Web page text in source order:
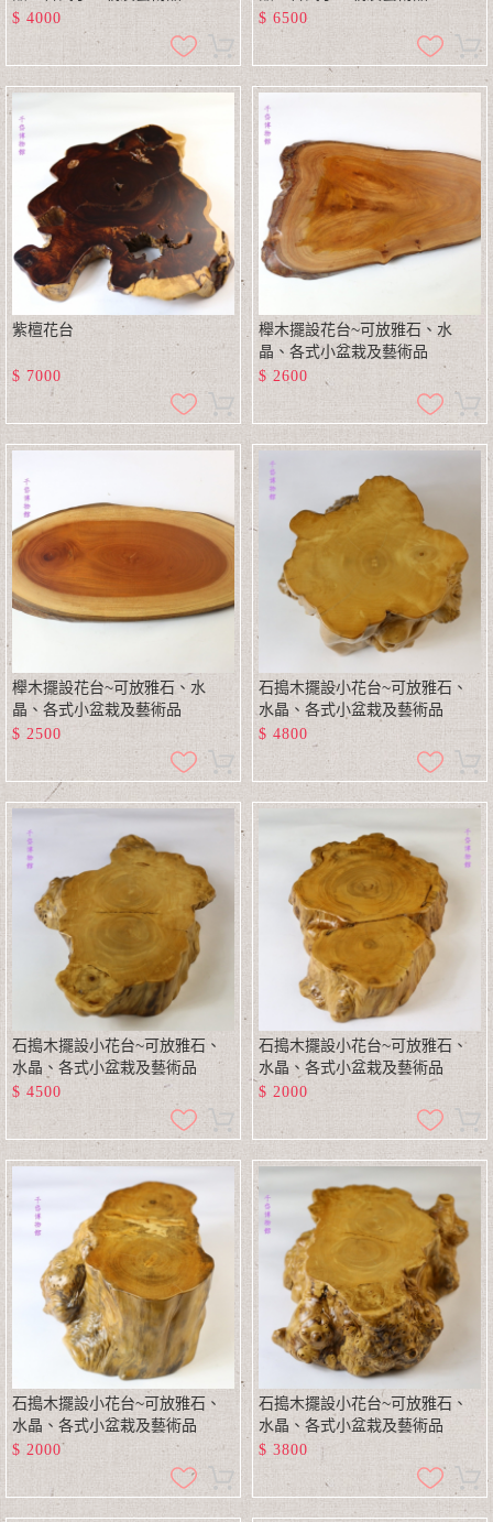
$ 4000 $ 6500
紫檀花台
$ 7000
櫸木擺設花台~可放雅石、水
晶、各式小盆栽及藝術品
$ 2600
櫸木擺設花台~可放雅石、水
晶、各式小盆栽及藝術品
$ 2500
石搗木擺設小花台~可放雅石、
水晶、各式小盆栽及藝術品
$ 4800
石搗木擺設小花台~可放雅石、
水晶、各式小盆栽及藝術品
$ 4500
石搗木擺設小花台~可放雅石、
水晶、各式小盆栽及藝術品
$ 2000
石搗木擺設小花台~可放雅石、
水晶、各式小盆栽及藝術品
$ 2000
石搗木擺設小花台~可放雅石、
水晶、各式小盆栽及藝術品
$ 3800